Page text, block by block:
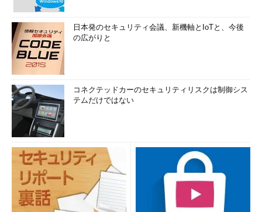
日本発のセキュリティ会議、新機軸とIoTと、今後
の広がりと
コネクテッドカーのセキュリティリスクは制御シス
テムだけではない